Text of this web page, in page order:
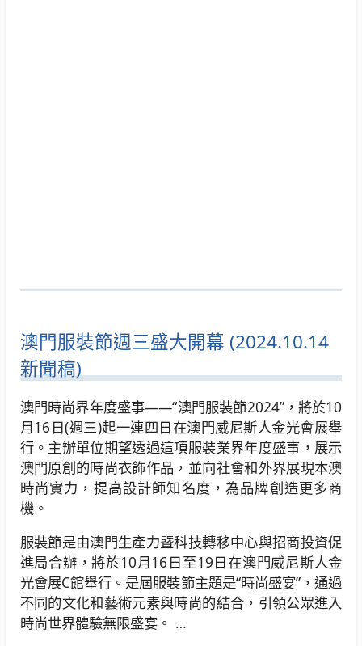
澳門服裝節週三盛大開幕 (2024.10.14
新聞稿)
澳門時尚界年度盛事——“澳門服裝節2024”，將於10
月16日(週三)起一連四日在澳門威尼斯人金光會展舉
行。主辦單位期望透過這項服裝業界年度盛事，展示
澳門原創的時尚衣飾作品，並向社會和外界展現本澳
時尚實力，提高設計師知名度，為品牌創造更多商
機。
服裝節是由澳門生產力暨科技轉移中心與招商投資促
進局合辦，將於10月16日至19日在澳門威尼斯人金
光會展C館舉行。是屆服裝節主題是“時尚盛宴”，通過
不同的文化和藝術元素與時尚的結合，引領公眾進入
時尚世界體驗無限盛宴。 …